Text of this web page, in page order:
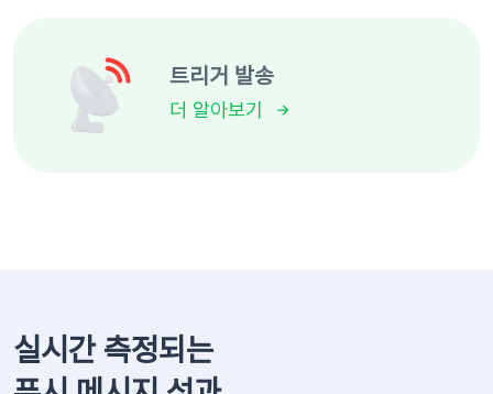
트리거 발송
더 알아보기
실시간 측정되는